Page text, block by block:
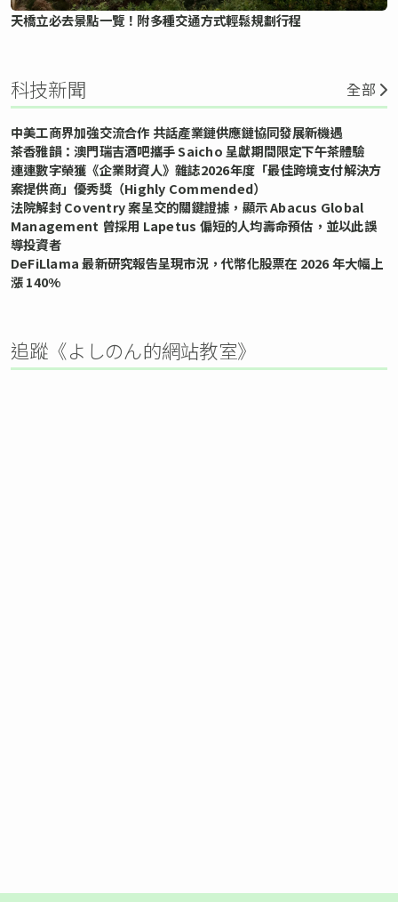
天橋立必去景點一覽！附多種交通方式輕鬆規劃行程
科技新聞 全部
中美工商界加強交流合作 共話產業鏈供應鏈協同發展新機遇
茶香雅韻：澳門瑞吉酒吧攜手 Saicho 呈獻期間限定下午茶體驗
連連數字榮獲《企業財資人》雜誌2026年度「最佳跨境支付解決方
案提供商」優秀獎（Highly Commended）
法院解封 Coventry 案呈交的關鍵證據，顯示 Abacus Global
Management 曾採用 Lapetus 偏短的人均壽命預估，並以此誤
導投資者
DeFiLlama 最新研究報告呈現市況，代幣化股票在 2026 年大幅上
漲 140%
追蹤《よしのん的網站教室》